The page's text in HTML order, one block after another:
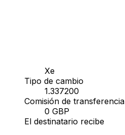
Xe
Tipo de cambio
1.337200
Comisión de transferencia
0 GBP
El destinatario recibe